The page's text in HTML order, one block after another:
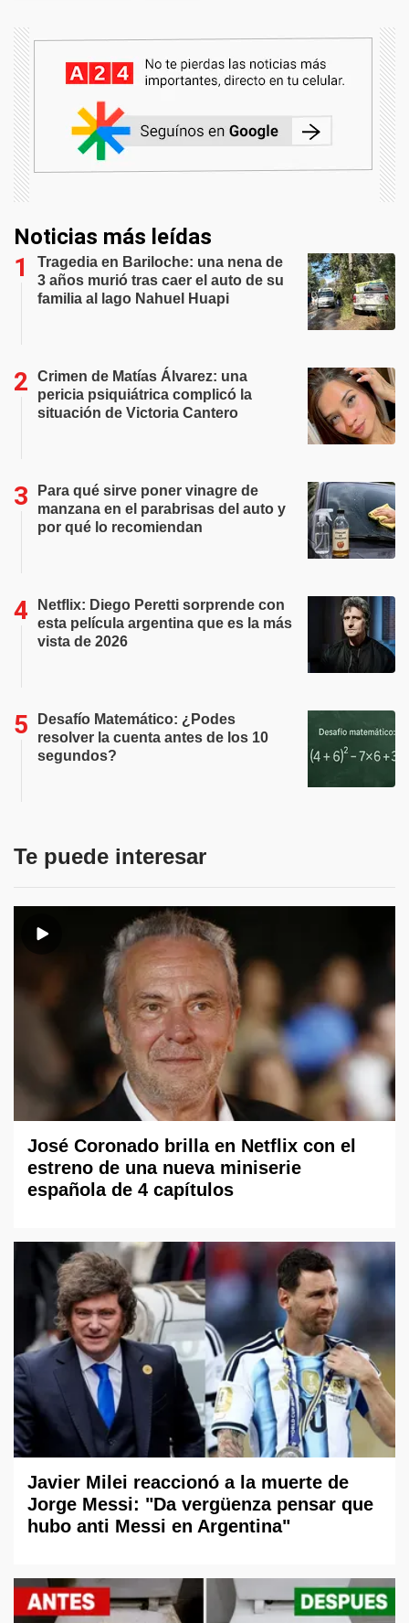
Noticias más leídas
Tragedia en Bariloche: una nena de
3 años murió tras caer el auto de su
familia al lago Nahuel Huapi
Crimen de Matías Álvarez: una
pericia psiquiátrica complicó la
situación de Victoria Cantero
Para qué sirve poner vinagre de
manzana en el parabrisas del auto y
por qué lo recomiendan
Netflix: Diego Peretti sorprende con
esta película argentina que es la más
vista de 2026
Desafío Matemático: ¿Podes
resolver la cuenta antes de los 10
segundos?
Te puede interesar
José Coronado brilla en Netflix con el
estreno de una nueva miniserie
española de 4 capítulos
Javier Milei reaccionó a la muerte de
Jorge Messi: "Da vergüenza pensar que
hubo anti Messi en Argentina"